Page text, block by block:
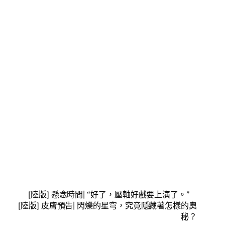
[陸版] 懸念時間| “好了，壓軸好戲要上演了。”
[陸版] 皮膚預告| 閃爍的星穹，究竟隱藏著怎樣的奧
秘？